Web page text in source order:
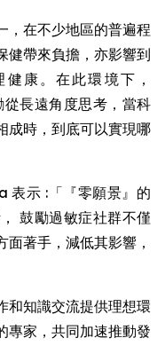
，在不少地區的普遍程
健帶來負擔，亦影響到
康。在此環境下，
長遠角度思考，當科
成時，到底可以實現哪
表示 :「『零願景』的
鼓勵過敏症社群不僅
著手，減低其影響，
和知識交流提供理想環
專家，共同加速推動發